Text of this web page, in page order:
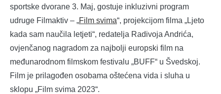
sportske dvorane 3. Maj, gostuje inkluzivni program
udruge Filmaktiv – „Film svima“, projekcijom filma „Ljeto
kada sam naučila letjeti“, redatelja Radivoja Andrića,
ovjenčanog nagradom za najbolji europski film na
međunarodnom filmskom festivalu „BUFF“ u Švedskoj.
Film je prilagođen osobama oštećena vida i sluha u
sklopu „Film svima 2023“.